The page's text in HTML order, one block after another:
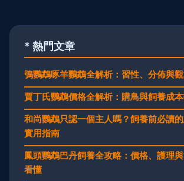
* 熱門文章
鴞鸚鵡啄羊鸚鵡全解析：習性、分佈與
賈丁氏鸚鵡價格全解析：購鳥與飼養成
和尚鸚鵡只認一個主人嗎？飼養前必讀
實用指南
鳳頭鸚鵡巴丹飼養全攻略：價格、護理
看懂